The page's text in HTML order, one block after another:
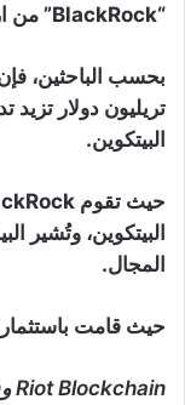
“BlackRock” من ارتفاع قيمة البيتكوين (BTC).
تريليون دولار
البيتكوين.
البيتكوين، وتُشير
المجال.
حيث قامت